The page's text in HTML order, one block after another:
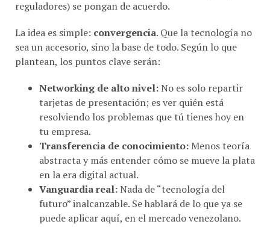
sea un accesorio, sino la base de todo. Según lo que
plantean, los puntos clave serán:
tarjetas de presentación; es ver quién está
resolviendo los problemas que tú tienes hoy en
tu empresa.
Transferencia de conocimiento:
abstracta y más entender cómo se mueve la plata
en la era digital actual.
Vanguardia real:Nada de “tecnología del
futuro” inalcanzable. Se hablará de lo que ya se
puede aplicar aquí, en el mercado venezolano.